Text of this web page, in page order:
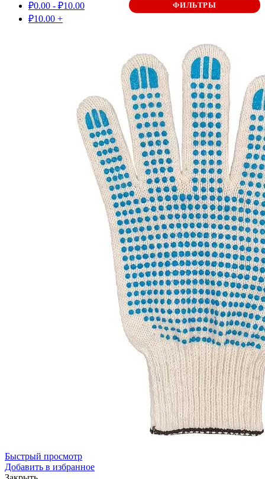
₽0.00 - ₽10.00
₽10.00 +
ФИЛЬТРЫ
Быстрый просмотр
Добавить в избранное